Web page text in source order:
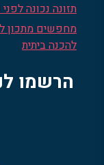
תזונה נכונה
להכנה ביתית
הרשמו